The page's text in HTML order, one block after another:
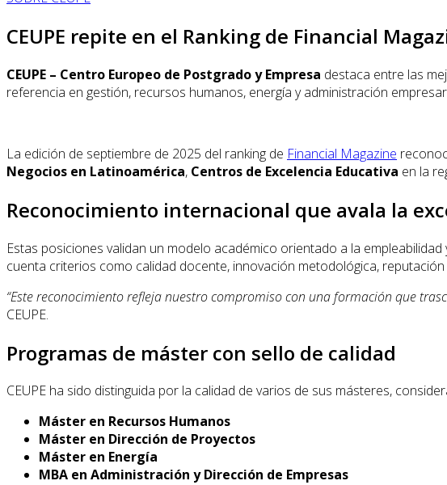
CEUPE repite en el Ranking de Financial
CEUPE – Centro Europeo de Postgrado y Empresa destaca entre las
referencia en gestión, recursos humanos, energía y administración
La edición de septiembre de 2025 del ranking de Financial Magazine
Negocios en Latinoamérica, Centros de Excelencia Educativa en la
Reconocimiento internacional que avala la
Estas posiciones validan un modelo académico orientado a la
cuenta criterios como calidad docente, innovación metodológica,
“Este reconocimiento refleja nuestro compromiso con una formación que
CEUPE.
Programas de máster con sello de calidad
CEUPE ha sido distinguida por la calidad de varios de sus másteres,
Máster en Recursos Humanos
Máster en Dirección de Proyectos
Máster en Energía
MBA en Administración y Dirección de Empresas